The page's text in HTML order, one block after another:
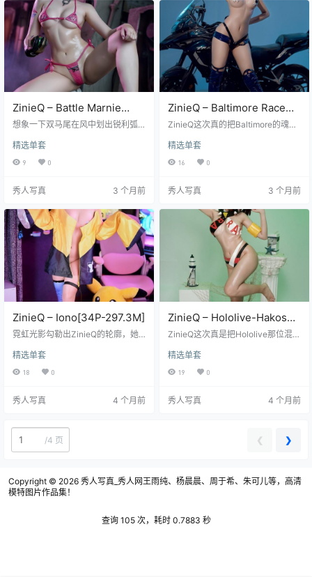
画，光影交错间，ZinieQ用他独特
的视角将这位女仆的每一个表情、
每一个动作都定格成了永恒。从温
柔的侧脸到俏皮的眨眼，从低垂的
眼眸到甜…
特从《街头霸王6》像素世界里挣脱
出来的具象化狂欢。 当镜头切换至
雨巷深处，你会看见水滴沿着她颧
骨的弧度滑落，在锁骨窝里积成微
型水潭。57张高清照片和…
ZinieQ – Battle Marnie
Pokémon Sword
想象一下双马尾在风中划出锐利弧
在战斗场馆的虚拟灯光下简直在燃
烧。ZinieQ这次完全抓住了玛俐的
暗夜气息的、眼神里藏着不服输劲
集，每一帧都在讲述她对战时的专
注，那种近乎偏执的投入感透过屏
幕直冲过来。看她紧握精灵球的手
势，指关节微微发白，连手套上的
纹理都清晰得不像话…
精选单套
9 0
秀人写真 3 个月前
ZinieQ – Baltimore Race
Queen (Azur Lane)[41P-
ZinieQ这次真的把Baltimore的魂给
过这套赛车女郎主题的神级正片。
辛妮Q（ZinieQ）穿上那身标志性的
一丝不苟，高叉设计完美展现她标
诠释什么是顶级视觉盛宴，41张高
分辨率写真里藏着让你屏住呼吸的
瞬间，特别是她斜倚在仿制赛车引
擎盖上的那个构图，黄昏光线从她
肩头滑落的样子…
精选单套
16 0
秀人写真 3 个月前
ZinieQ – Iono[34P-297.3M]
霓虹光影勾勒出ZinieQ的轮廓，她
里，每一寸仿生皮肤都闪着冷调的
光。34张高像素定格瞬间捕捉了角
弧，那些297.3兆字节承载的不仅是
虹膜切换成机械蓝的渐变过程，还
有第七张皮革手套深陷腰线的褶皱
精选单套
18 0
秀人写真 4 个月前
ZinieQ – Hololive-Hakos
Baelz [39P+2V／1.19GB]
ZinieQ这次真是把Hololive那位混沌
彻底拿捏了！想象一下，39张精心
打磨的高清图片，外加两段让人心
疯狂赌徒的魅力。她标志性的猩红
奢华的标志性服饰，金属骰子项链
在锁骨间若隐若现，皮革手套包裹
精选单套
19 0
秀人写真 4 个月前
/4 页 ❮ ❯
Copyright © 2026 秀人写真_秀人网王雨纯、杨晨晨、周于希、朱可儿等，高清
模特图片作品集！
查询 105 次，耗时 0.7883 秒